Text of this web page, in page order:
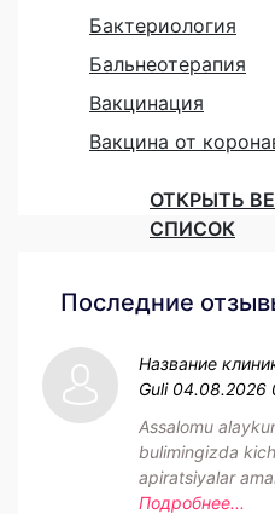
Бактериология
Бальнеотерапия
Вакцинация
Вакцина от
ОТКРЫТЬ
СПИСОК
Последние
Название
Guli 04.08.2026
Assalomu
bulimingizda
apiratsiyalar
Подробнее...